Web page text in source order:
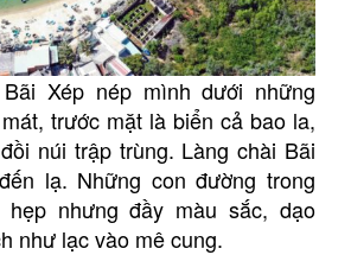
Xép nép mình dưới những
trước mặt là biển cả bao la,
núi trập trùng. Làng chài Bãi
lạ. Những con đường trong
hẹp nhưng đầy màu sắc, dạo
như lạc vào mê cung.